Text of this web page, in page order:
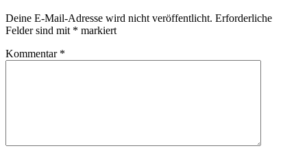
Deine E-Mail-Adresse wird nicht veröffentlicht. Erforderliche
Felder sind mit * markiert
Kommentar *